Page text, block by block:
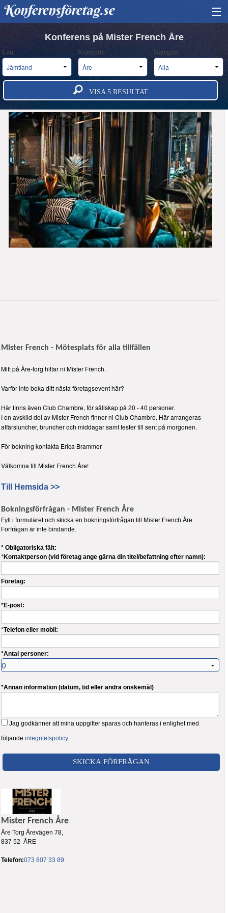
Konferensföretag.se
HITTA KONFERENS
BOKA KONFERENS
OM OSS
ANNONSERA
Konferens på Mister French Åre
Län: Kommun: Kategori:
VISA 5RESULTAT
Mister French - Mötesplats för alla tillfällen
Mitt på Åre-torg hittar ni Mister French.
Varför inte boka ditt nästa företagsevent här?
Här finns även Club Chambre, för sällskap på 20 - 40 personer.
I en avskild del av Mister French finner ni Club Chambre. Här arrangeras
affärsluncher, bruncher och middagar samt fester till sent på morgonen.
För bokning kontakta Erica Brammer
Välkomna till Mister French Åre!
Till Hemsida >>
Bokningsförfrågan - Mister French Åre
Fyll i formuläret och skicka en bokningsförfrågan till Mister French Åre.
Förfrågan är inte bindande.
* Obligatoriska fält:
*Kontaktperson (vid företag ange gärna din titel/befattning efter namn):
Företag:
*E-post:
*Telefon eller mobil:
*Antal personer:
*Annan information (datum, tid eller andra önskemål)
Jag godkänner att mina uppgifter sparas och hanteras i enlighet med
följandeintegritetspolicy.
Mister French Åre
Åre Torg Årevägen 78,
837 52 ÅRE
Telefon:073 807 33 89